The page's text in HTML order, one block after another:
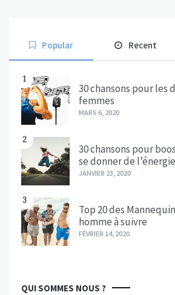
Popular Recent
1
30 chansons pour les
femmes
MARS 6, 2020
2
30 chansons pour
se donner de l’énergie
JANVIER 23, 2020
3
Top 20 des
homme à suivre
FÉVRIER 14, 2020
QUI SOMMES NOUS ?